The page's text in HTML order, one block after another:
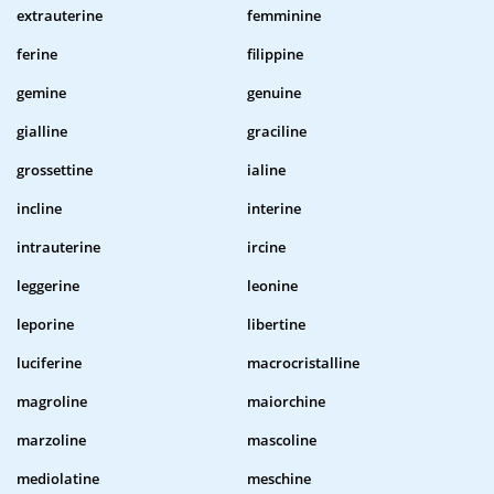
extrauterine
femminine
ferine
filippine
gemine
genuine
gialline
graciline
grossettine
ialine
incline
interine
intrauterine
ircine
leggerine
leonine
leporine
libertine
luciferine
macrocristalline
magroline
maiorchine
marzoline
mascoline
mediolatine
meschine